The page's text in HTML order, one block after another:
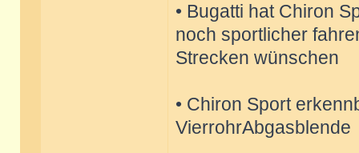
• Bugatti hat Chiron
noch sportlicher
Strecken wünschen
• Chiron Sport
VierrohrAbgasblende